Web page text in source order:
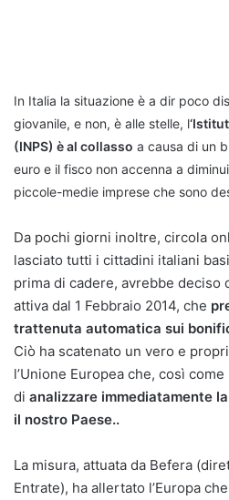
In Italia la situazione è a dir poco
giovanile, e non, è alle stelle, l
(INPS) è al collasso a causa di un
euro e il fisco non accenna a
piccole-medie imprese che sono
Da pochi giorni inoltre, circola
lasciato tutti i cittadini italiani
prima di cadere, avrebbe deciso
attiva dal 1 Febbraio 2014, che
trattenuta automatica sui
Ciò ha scatenato un vero e
l’Unione Europea che, così
di analizzare immediatamente
il nostro Paese..
La misura, attuata da Befera
Entrate), ha allertato l’Europa